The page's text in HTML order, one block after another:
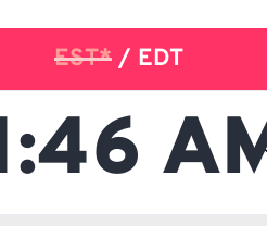
EST*/ EDT